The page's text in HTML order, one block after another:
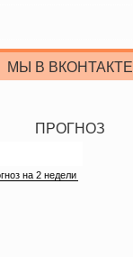
МЫ В ВКОНТАКТЕ
ПРОГНОЗ